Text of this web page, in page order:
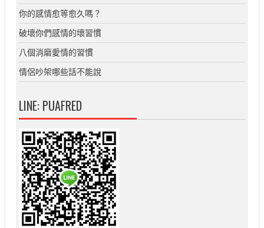
你的感情愈等愈久嗎？
破壞你們感情的壞習慣
八個消磨愛情的習慣
情侶吵架哪些話不能說
LINE: PUAFRED